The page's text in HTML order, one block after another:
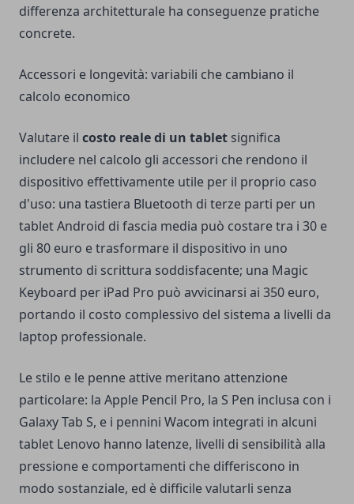
differenza architetturale ha conseguenze pratiche
concrete.
Accessori e longevità: variabili che cambiano il
calcolo economico
Valutare il costo reale di un tablet significa
includere nel calcolo gli accessori che rendono il
dispositivo effettivamente utile per il proprio caso
d'uso: una tastiera Bluetooth di terze parti per un
tablet Android di fascia media può costare tra i 30 e
gli 80 euro e trasformare il dispositivo in uno
strumento di scrittura soddisfacente; una Magic
Keyboard per iPad Pro può avvicinarsi ai 350 euro,
portando il costo complessivo del sistema a livelli da
laptop professionale.
Le stilo e le penne attive meritano attenzione
particolare: la Apple Pencil Pro, la S Pen inclusa con i
Galaxy Tab S, e i pennini Wacom integrati in alcuni
tablet Lenovo hanno latenze, livelli di sensibilità alla
pressione e comportamenti che differiscono in
modo sostanziale, ed è difficile valutarli senza